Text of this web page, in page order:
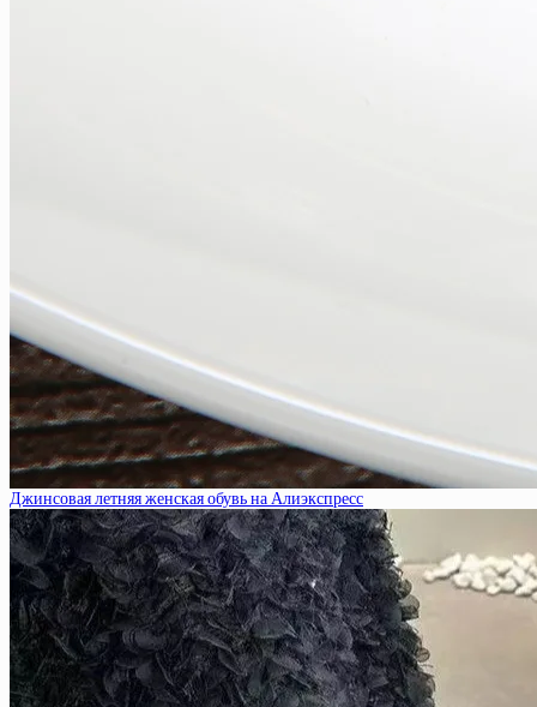
Джинсовая летняя женская обувь на Алиэкспресс